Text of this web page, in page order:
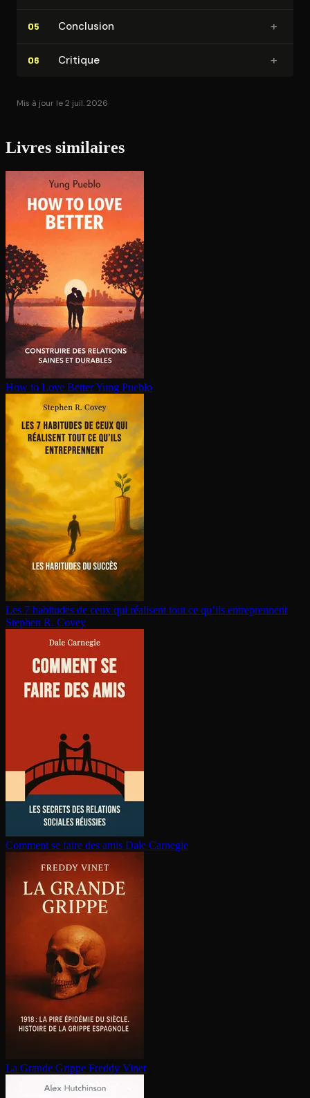
05 Conclusion +
06 Critique +
Mis à jour le 2 juil. 2026
Livres similaires
How to Love BetterYung Pueblo
Les 7 habitudes de ceux qui réalisent tout ce qu’ils en­tre­prennent
Stephen R. Covey
Comment se faire des amis Dale Carnegie
La Grande Grippe Freddy Vinet